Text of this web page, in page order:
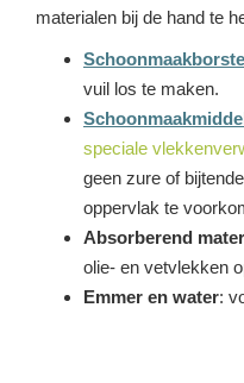
materialen bij de hand te
vuil los te maken.
speciale
geen zure of
oppervlak te
Absorberend
olie- en vetvlekken
Emmer en water: